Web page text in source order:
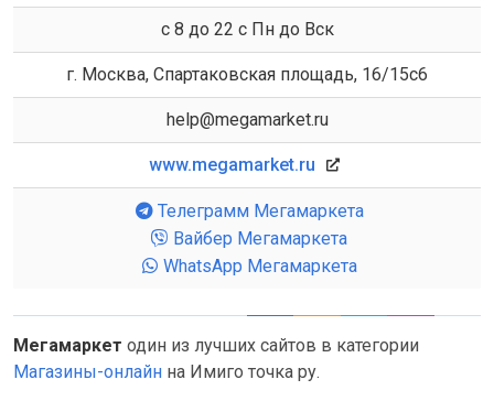
с 8 до 22 с Пн до Вск
г. Москва, Спартаковская площадь, 16/15с6
help@megamarket.ru
www.megamarket.ru
Телеграмм Мегамаркета
Вайбер Мегамаркета
WhatsApp Мегамаркета
Мегамаркет один из лучших сайтов в категории
Магазины-онлайн на Имиго точка ру.